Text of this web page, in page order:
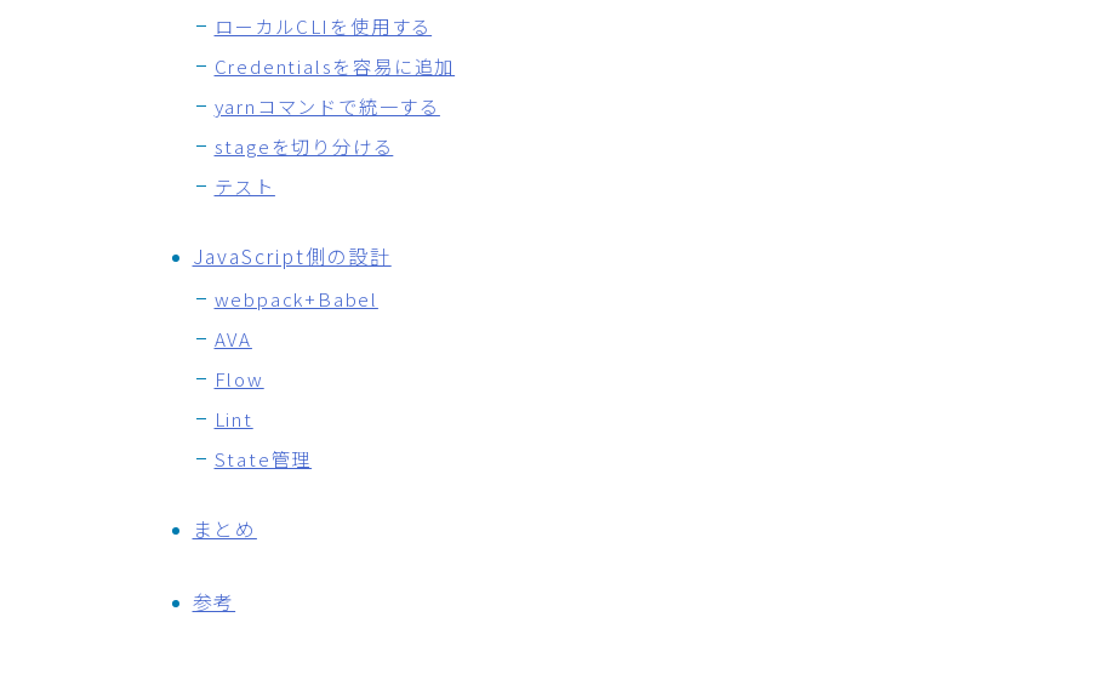
ローカルCLIを使用する
Credentialsを容易に追加
yarnコマンドで統一する
stageを切り分ける
テスト
JavaScript側の設計
webpack+Babel
AVA
Flow
Lint
State管理
まとめ
参考